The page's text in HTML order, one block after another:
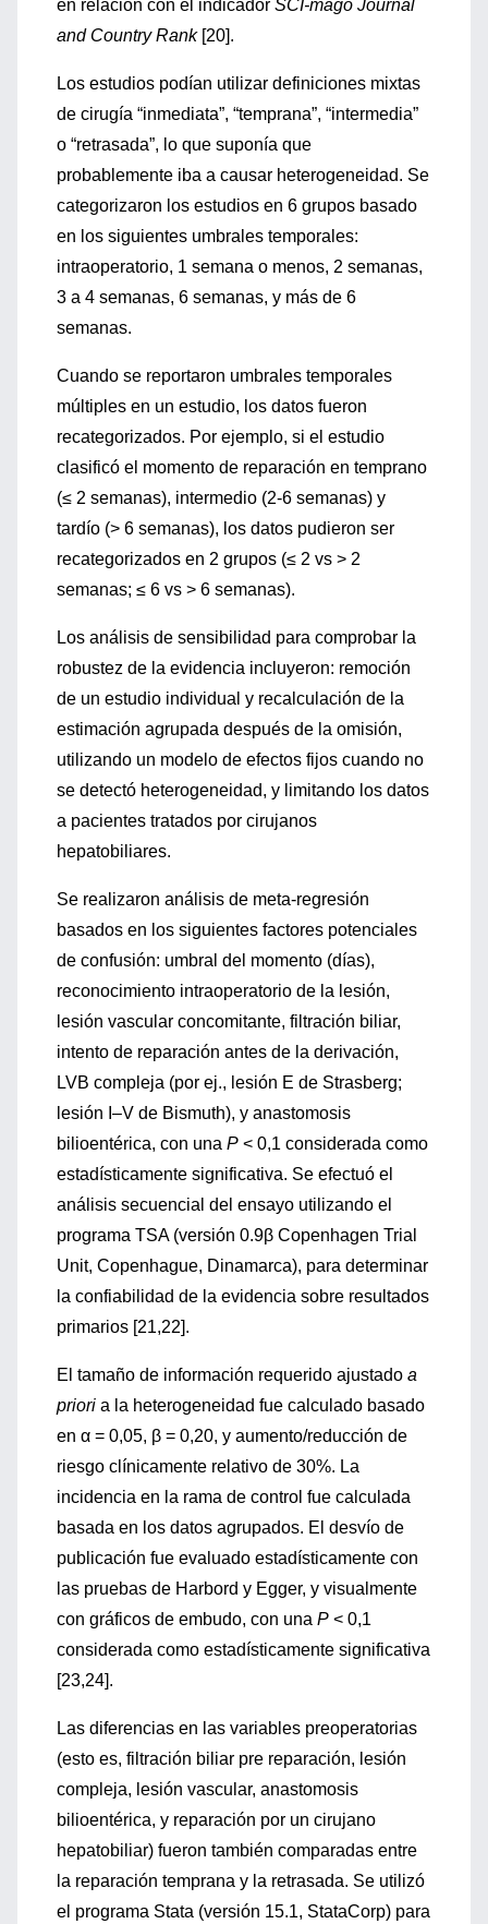
en relación con el indicador SCI-mago Journal
and Country Rank[20].
Los estudios podían utilizar definiciones mixtas
de cirugía “inmediata”, “temprana”, “intermedia”
o “retrasada”, lo que suponía que
probablemente iba a causar heterogeneidad. Se
categorizaron los estudios en 6 grupos basado
en los siguientes umbrales temporales:
intraoperatorio, 1 semana o menos, 2 semanas,
3 a 4 semanas, 6 semanas, y más de 6
semanas.
Cuando se reportaron umbrales temporales
múltiples en un estudio, los datos fueron
recategorizados. Por ejemplo, si el estudio
clasificó el momento de reparación en temprano
(≤ 2 semanas), intermedio (2-6 semanas) y
tardío (> 6 semanas), los datos pudieron ser
recategorizados en 2 grupos (≤ 2 vs > 2
semanas; ≤ 6 vs > 6 semanas).
Los análisis de sensibilidad para comprobar la
robustez de la evidencia incluyeron: remoción
de un estudio individual y recalculación de la
estimación agrupada después de la omisión,
utilizando un modelo de efectos fijos cuando no
se detectó heterogeneidad, y limitando los datos
a pacientes tratados por cirujanos
hepatobiliares.
Se realizaron análisis de meta-regresión
basados en los siguientes factores potenciales
de confusión: umbral del momento (días),
reconocimiento intraoperatorio de la lesión,
lesión vascular concomitante, filtración biliar,
intento de reparación antes de la derivación,
LVB compleja (por ej., lesión E de Strasberg;
lesión I–V de Bismuth), y anastomosis
bilioentérica, con una P < 0,1 considerada como
estadísticamente significativa. Se efectuó el
análisis secuencial del ensayo utilizando el
programa TSA (versión 0.9β Copenhagen Trial
Unit, Copenhague, Dinamarca), para determinar
la confiabilidad de la evidencia sobre resultados
primarios [21,22].
El tamaño de información requerido ajustado a
priori a la heterogeneidad fue calculado basado
en α = 0,05, β = 0,20, y aumento/reducción de
riesgo clínicamente relativo de 30%. La
incidencia en la rama de control fue calculada
basada en los datos agrupados. El desvío de
publicación fue evaluado estadísticamente con
las pruebas de Harbord y Egger, y visualmente
con gráficos de embudo, con una P < 0,1
considerada como estadísticamente significativa
[23,24].
Las diferencias en las variables preoperatorias
(esto es, filtración biliar pre reparación, lesión
compleja, lesión vascular, anastomosis
bilioentérica, y reparación por un cirujano
hepatobiliar) fueron también comparadas entre
la reparación temprana y la retrasada. Se utilizó
el programa Stata (versión 15.1, StataCorp) para